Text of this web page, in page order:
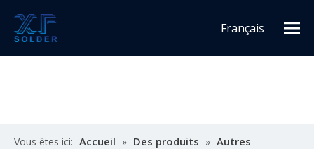
Français
Vous êtes ici: Accueil » Des produits » Autres